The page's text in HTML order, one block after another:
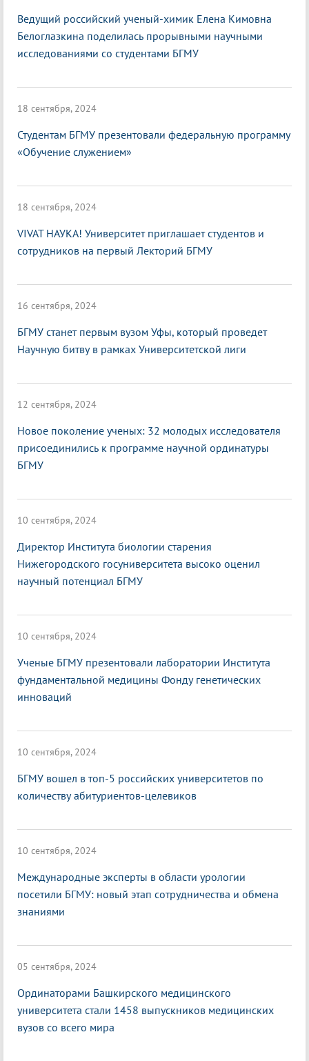
Ведущий российский ученый-химик Елена Кимовна
Белоглазкина поделилась прорывными научными
исследованиями со студентами БГМУ
18 сентября, 2024
Студентам БГМУ презентовали федеральную программу
«Обучение служением»
18 сентября, 2024
VIVAT НАУКА! Университет приглашает студентов и
сотрудников на первый Лекторий БГМУ
16 сентября, 2024
БГМУ станет первым вузом Уфы, который проведет
Научную битву в рамках Университетской лиги
12 сентября, 2024
Новое поколение ученых: 32 молодых исследователя
присоединились к программе научной ординатуры
БГМУ
10 сентября, 2024
Директор Института биологии старения
Нижегородского госуниверситета высоко оценил
научный потенциал БГМУ
10 сентября, 2024
Ученые БГМУ презентовали лаборатории Института
фундаментальной медицины Фонду генетических
инноваций
10 сентября, 2024
БГМУ вошел в топ-5 российских университетов по
количеству абитуриентов-целевиков
10 сентября, 2024
Международные эксперты в области урологии
посетили БГМУ: новый этап сотрудничества и обмена
знаниями
05 сентября, 2024
Ординаторами Башкирского медицинского
университета стали 1458 выпускников медицинских
вузов со всего мира